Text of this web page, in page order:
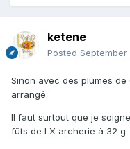
ketene
Posted
Sinon avec des plumes
arrangé.
Il faut surtout que je
fûts de LX archerie à 32 g.